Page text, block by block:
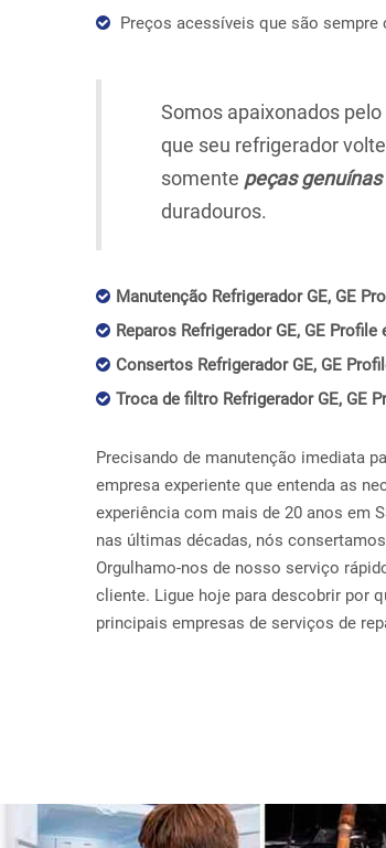
Preços acessíveis que são
Somos apaixonados
que seu refrigerador
somente peças genuínas
duradouros.
Manutenção Refrigerador GE, GE
Reparos Refrigerador GE, GE
Consertos Refrigerador GE, GE
Troca de filtro Refrigerador GE, GE
Precisando de manutenção imediata
empresa experiente que entenda as
experiência com mais de 20 anos em
nas últimas décadas, nós
Orgulhamo-nos de nosso serviço
cliente. Ligue hoje para descobrir por
principais empresas de serviços de